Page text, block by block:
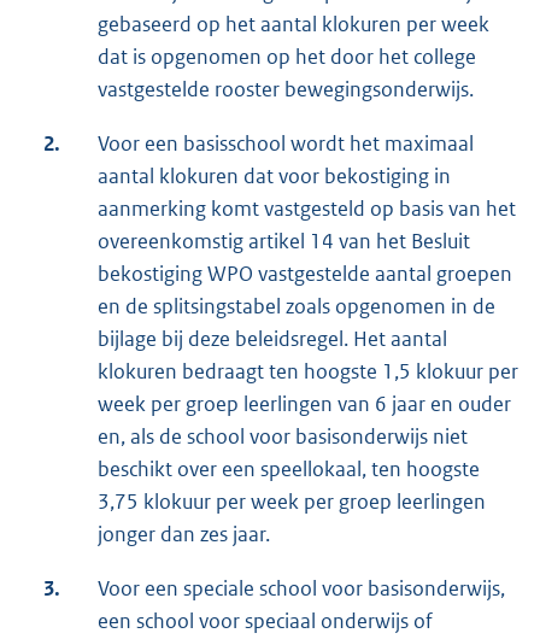
gebaseerd op het aantal klokuren per week
dat is opgenomen op het door het college
vastgestelde rooster bewegingsonderwijs.
2.
Voor een basisschool wordt het maximaal
aantal klokuren dat voor bekostiging in
aanmerking komt vastgesteld op basis van het
overeenkomstig artikel 14 van het Besluit
bekostiging WPO vastgestelde aantal groepen
en de splitsingstabel zoals opgenomen in de
bijlage bij deze beleidsregel. Het aantal
klokuren bedraagt ten hoogste 1,5 klokuur per
week per groep leerlingen van 6 jaar en ouder
en, als de school voor basisonderwijs niet
beschikt over een speellokaal, ten hoogste
3,75 klokuur per week per groep leerlingen
jonger dan zes jaar.
3.
Voor een speciale school voor basisonderwijs,
een school voor speciaal onderwijs of